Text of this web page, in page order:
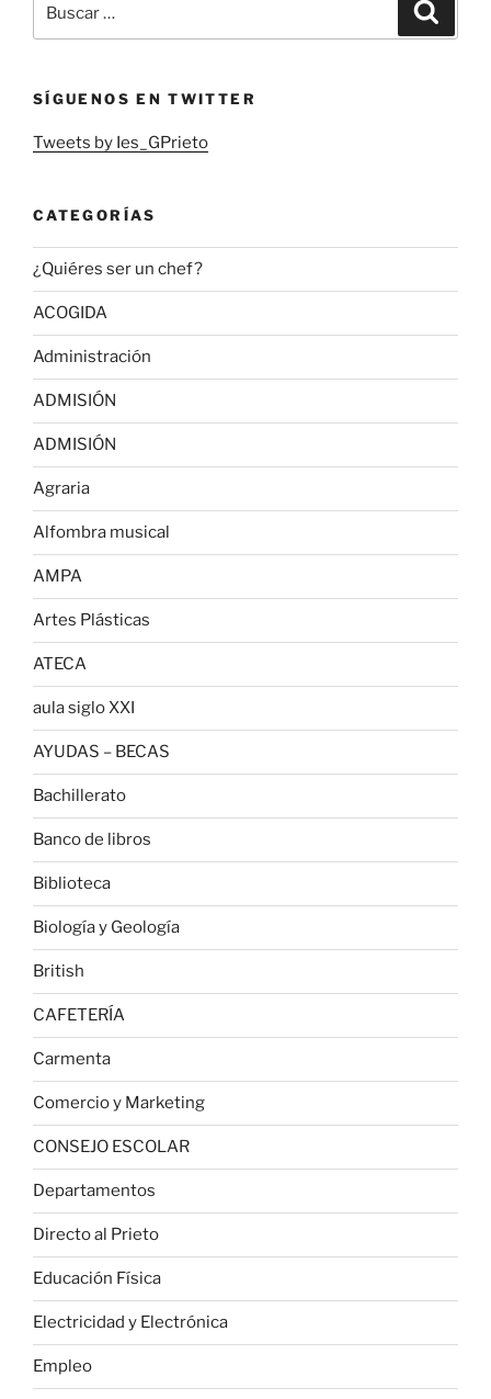
por:
SÍGUENOS EN TWITTER
Tweets by Ies_GPrieto
CATEGORÍAS
¿Quiéres ser un chef?
ACOGIDA
Administración
ADMISIÓN
ADMISIÓN
Agraria
Alfombra musical
AMPA
Artes Plásticas
ATECA
aula siglo XXI
AYUDAS – BECAS
Bachillerato
Banco de libros
Biblioteca
Biología y Geología
British
CAFETERÍA
Carmenta
Comercio y Marketing
CONSEJO ESCOLAR
Departamentos
Directo al Prieto
Educación Física
Electricidad y Electrónica
Empleo